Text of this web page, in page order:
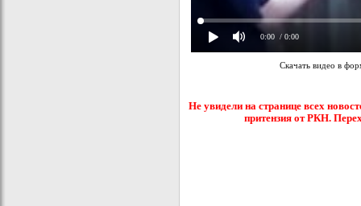
0:00 / 0:00
Скачать видео в
Не увидели на странице всех
притензия от РКН.